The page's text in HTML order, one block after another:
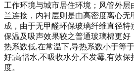
工作环境与城市居住环境；风管外
兰连接，内衬层则是由高密度离心无
成，由于无甲醛环保玻璃纤维直径特
保温及吸声效果较之普通玻璃棉更好
热系数低,在常温下,导热系数小于等
好;高憎水,不吸收水分,不发霉,有效
度。